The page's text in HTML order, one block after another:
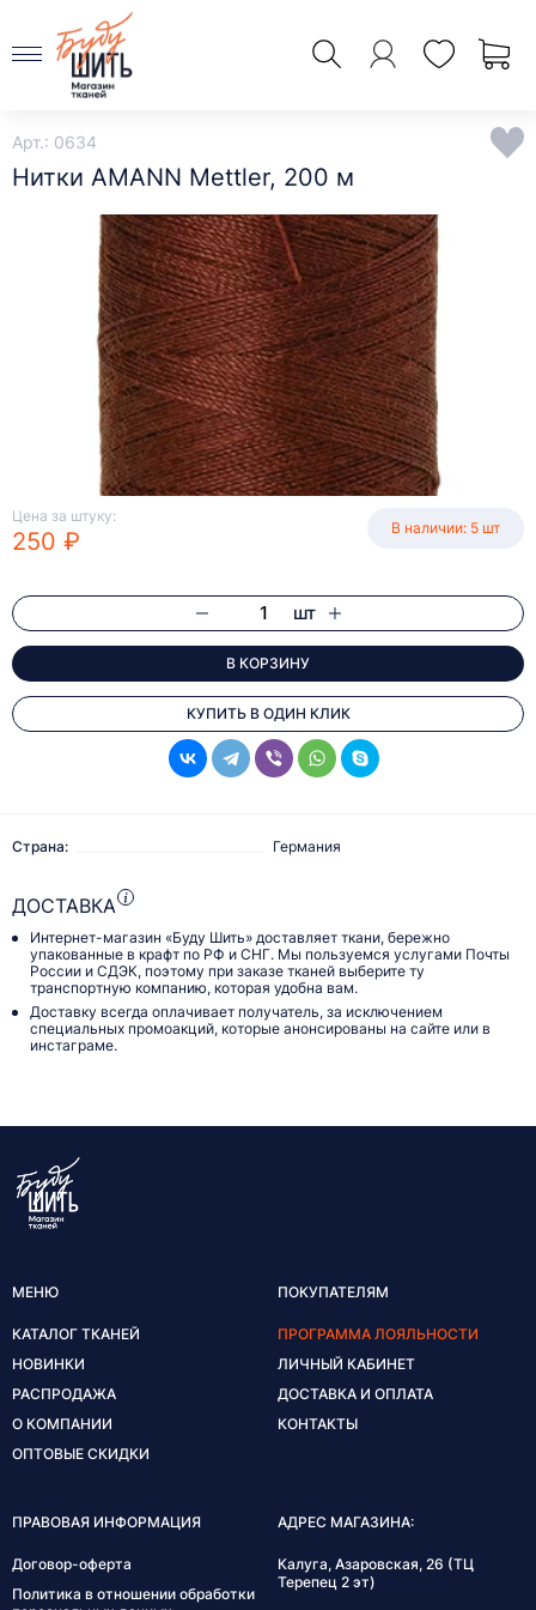
Арт.: 0634
Нитки AMANN Mettler, 200 м
Цена за штуку:
250 ₽ В наличии: 5 шт
шт
В КОРЗИНУ
КУПИТЬ В ОДИН КЛИК
Страна: Германия
ДОСТАВКА
Интернет-магазин «Буду Шить» доставляет ткани, бережно
упакованные в крафт по РФ и СНГ. Мы пользуемся услугами Почты
России и СДЭК, поэтому при заказе тканей выберите ту
транспортную компанию, которая удобна вам.
Доставку всегда оплачивает получатель, за исключением
специальных промоакций, которые анонсированы на сайте или в
инстаграме.
МЕНЮ
КАТАЛОГ ТКАНЕЙ
НОВИНКИ
РАСПРОДАЖА
О КОМПАНИИ
ОПТОВЫЕ СКИДКИ
ПОКУПАТЕЛЯМ
ПРОГРАММА ЛОЯЛЬНОСТИ
ЛИЧНЫЙ КАБИНЕТ
ДОСТАВКА И ОПЛАТА
КОНТАКТЫ
ПРАВОВАЯ ИНФОРМАЦИЯ
Договор-оферта
Политика в отношении обработки
АДРЕС МАГАЗИНА:
Калуга, Азаровская, 26 (ТЦ
Терепец 2 эт)